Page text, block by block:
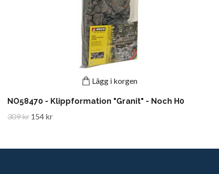
Lägg i korgen
NO58470 - Klippformation "Granit" - Noch H0
309 kr 154 kr